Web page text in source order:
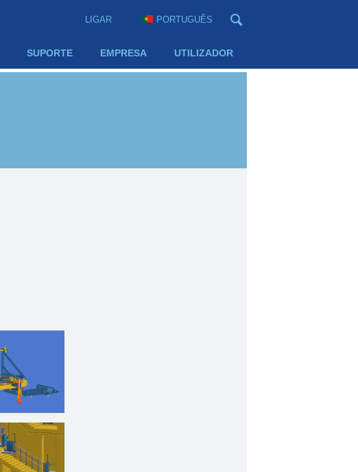
LIGAR PORTUGUÊS
SUPORTE EMPRESA UTILIZADOR